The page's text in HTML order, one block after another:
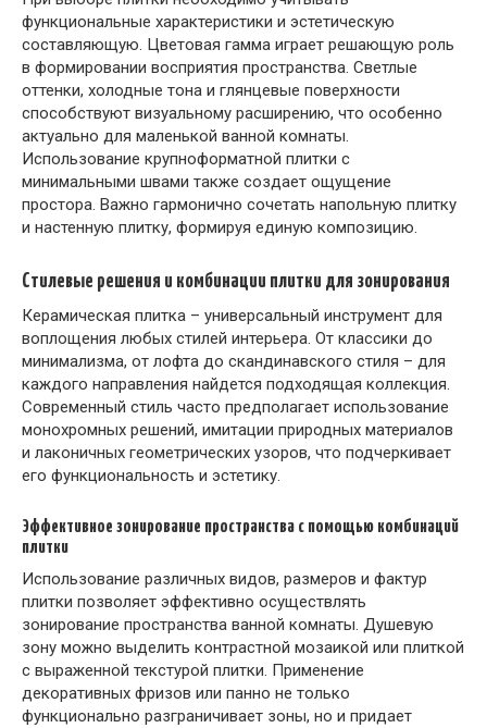
функциональные характеристики и эстетическую
составляющую. Цветовая гамма играет решающую роль
в формировании восприятия пространства. Светлые
оттенки, холодные тона и глянцевые поверхности
способствуют визуальному расширению, что особенно
актуально для маленькой ванной комнаты.
Использование крупноформатной плитки с
минимальными швами также создает ощущение
простора. Важно гармонично сочетать напольную плитку
и настенную плитку, формируя единую композицию.
Стилевые решения и комбинации плитки для зонирования
Керамическая плитка – универсальный инструмент для
воплощения любых стилей интерьера. От классики до
минимализма, от лофта до скандинавского стиля – для
каждого направления найдется подходящая коллекция.
Современный стиль часто предполагает использование
монохромных решений, имитации природных материалов
и лаконичных геометрических узоров, что подчеркивает
его функциональность и эстетику.
Эффективное зонирование пространства с помощью комбинаций
плитки
Использование различных видов, размеров и фактур
плитки позволяет эффективно осуществлять
зонирование пространства ванной комнаты. Душевую
зону можно выделить контрастной мозаикой или плиткой
с выраженной текстурой плитки. Применение
декоративных фризов или панно не только
функционально разграничивает зоны, но и придает